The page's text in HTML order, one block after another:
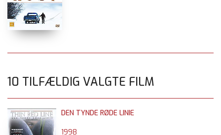
10 TILFÆLDIG VALGTE FILM
DEN TYNDE RØDE LINIE
1998